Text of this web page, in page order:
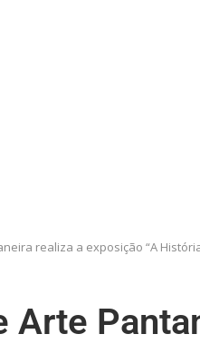
realiza a exposição “A
Arte